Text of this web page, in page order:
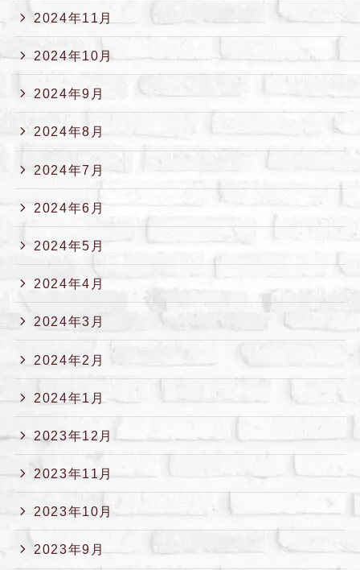
2024年11月
2024年10月
2024年9月
2024年8月
2024年7月
2024年6月
2024年5月
2024年4月
2024年3月
2024年2月
2024年1月
2023年12月
2023年11月
2023年10月
2023年9月